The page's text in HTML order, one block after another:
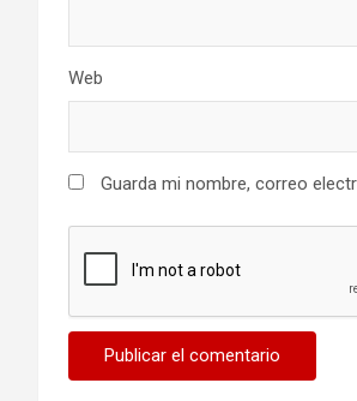
Web
Guarda mi nombre, correo